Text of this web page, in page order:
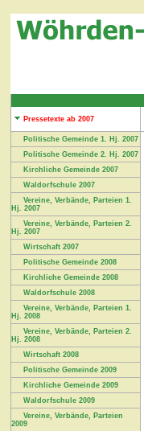
Pressetexte ab 2007
Politische Gemeinde 1. Hj. 2007
Politische Gemeinde 2. Hj. 2007
Kirchliche Gemeinde 2007
Waldorfschule 2007
Vereine, Verbände, Parteien 1.
Hj. 2007
Vereine, Verbände, Parteien 2.
Hj. 2007
Wirtschaft 2007
Politische Gemeinde 2008
Kirchliche Gemeinde 2008
Waldorfschule 2008
Vereine, Verbände, Parteien 1.
Hj. 2008
Vereine, Verbände, Parteien 2.
Hj. 2008
Wirtschaft 2008
Politische Gemeinde 2009
Kirchliche Gemeinde 2009
Waldorfschule 2009
Vereine, Verbände, Parteien
2009